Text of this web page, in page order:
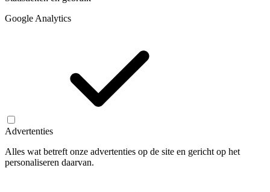
Google Analytics
Advertenties
Alles wat betreft onze advertenties op de site en gericht op het
personaliseren daarvan.